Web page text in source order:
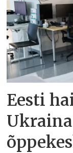
Eesti